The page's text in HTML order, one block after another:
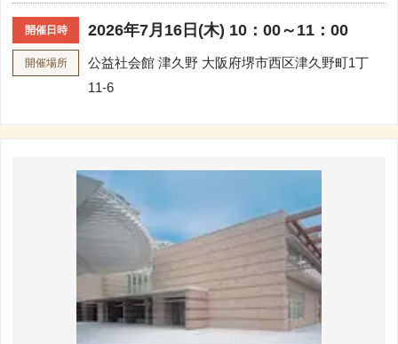
開催日時 2026年7月16日(木) 10：00～11：00
開催場所 公益社会館 津久野 大阪府堺市西区津久野町1丁
11-6